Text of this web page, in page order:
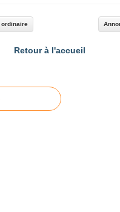
ordinaire
Retour à l'accueil